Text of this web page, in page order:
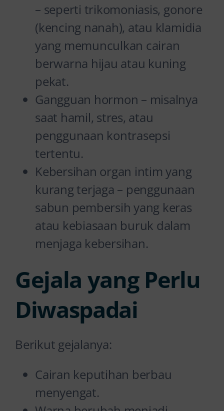
– seperti trikomoniasis, gonore
(kencing nanah), atau klamidia
yang memunculkan cairan
berwarna hijau atau kuning
pekat.
Gangguan hormon – misalnya
saat hamil, stres, atau
penggunaan kontrasepsi
tertentu.
Kebersihan organ intim yang
kurang terjaga – penggunaan
sabun pembersih yang keras
atau kebiasaan buruk dalam
menjaga kebersihan.
Gejala yang Perlu
Diwaspadai
Berikut gejalanya:
Cairan keputihan berbau
menyengat.